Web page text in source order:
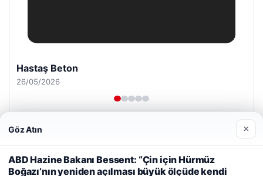
Enes Kaplan Avukatlık Bürosu
28/04/2026
deneyiminizi kişiselleştirmek ve geliştirmek amacıyla çerezler
kullanıyoruz.Çerez Politikamız
Göz Atın ×
ABD Hazine Bakanı Bessent: “Çin için Hürmüz
Boğazı’nın yeniden açılması büyük ölçüde kendi